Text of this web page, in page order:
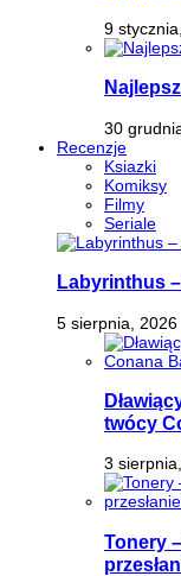
9
30
Recenzje
Ksiazki
Komiksy
Filmy
Seriale
Labyrinthus
5 sierpnia, 2026
twócy
3
Tonery